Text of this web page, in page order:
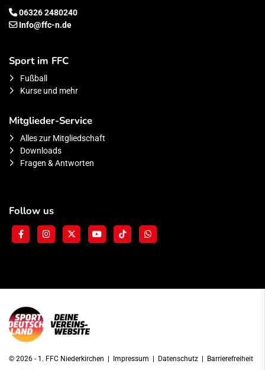
06326 2480240
Info@ffc-n.de
Sport im FFC
Fußball
Kurse und mehr
Mitglieder-Service
Alles zur Mitgliedschaft
Downloads
Fragen & Antworten
Follow us
© 2026 - 1. FFC Niederkirchen | Impressum | Datenschutz | Barrierefreiheit